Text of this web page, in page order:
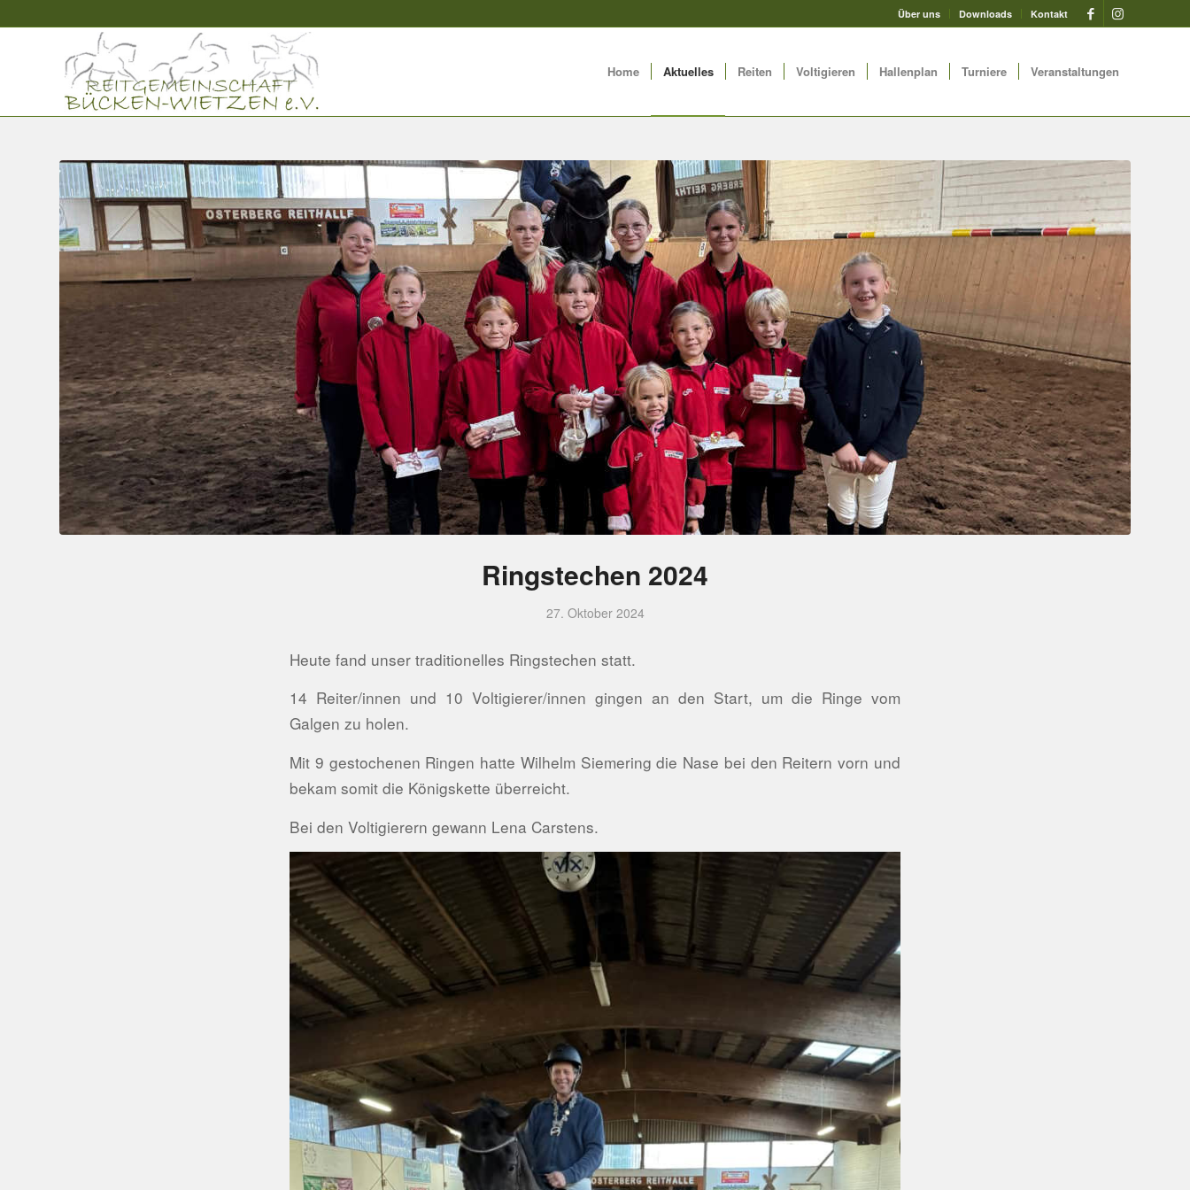
Über uns Downloads Kontakt
Home Aktuelles Reiten Voltigieren Hallenplan Turniere Veranstaltungen
Ringstechen 2024
27. Oktober 2024
Heute fand unser traditionelles Ringstechen statt.
14 Reiter/innen und 10 Voltigierer/innen gingen an den Start, um die Ringe vom
Galgen zu holen.
Mit 9 gestochenen Ringen hatte Wilhelm Siemering die Nase bei den Reitern vorn und
bekam somit die Königskette überreicht.
Bei den Voltigierern gewann Lena Carstens.